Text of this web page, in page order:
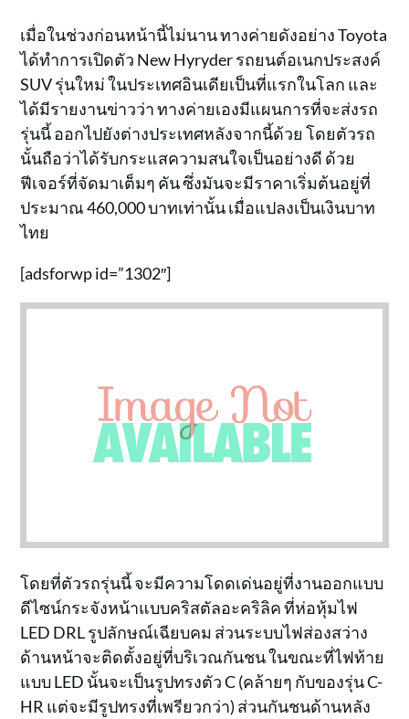
เมื่อในช่วงก่อนหน้านี้ไม่นาน ทางค่ายดังอย่าง Toyota
ได้ทำการเปิดตัว New Hyryder รถยนต์อเนกประสงค์
SUV รุ่นใหม่ ในประเทศอินเดียเป็นที่แรกในโลก และ
ได้มีรายงานข่าวว่า ทางค่ายเองมีแผนการที่จะส่งรถ
รุ่นนี้ ออกไปยังต่างประเทศหลังจากนี้ด้วย โดยตัวรถ
นั้นถือว่าได้รับกระแสความสนใจเป็นอย่างดี ด้วย
ฟีเจอร์ที่จัดมาเต็มๆ คัน ซึ่งมันจะมีราคาเริ่มต้นอยู่ที่
ประมาณ 460,000 บาทเท่านั้น เมื่อแปลงเป็นเงินบาท
ไทย
[adsforwp id=”1302″]
โดยที่ตัวรถรุ่นนี้ จะมีความโดดเด่นอยู่ที่งานออกแบบ
ดีไซน์กระจังหน้าแบบคริสตัลอะคริลิค ที่ห่อหุ้มไฟ
LED DRL รูปลักษณ์เฉียบคม ส่วนระบบไฟส่องสว่าง
ด้านหน้าจะติดตั้งอยู่ที่บริเวณกันชน ในขณะที่ไฟท้าย
แบบ LED นั้นจะเป็นรูปทรงตัว C (คล้ายๆ กับของรุ่น C-
HR แต่จะมีรูปทรงที่เพรียวกว่า) ส่วนกันชนด้านหลัง